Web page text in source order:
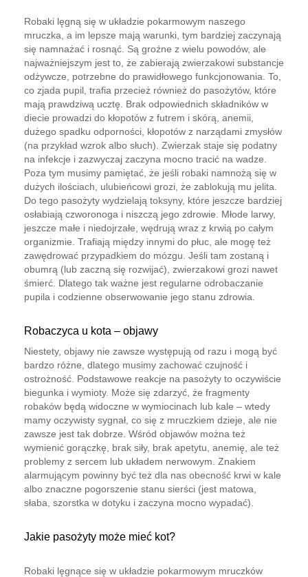
Robaki lęgną się w układzie pokarmowym naszego
mruczka, a im lepsze mają warunki, tym bardziej zaczynają
się namnażać i rosnąć. Są groźne z wielu powodów, ale
najważniejszym jest to, że zabierają zwierzakowi substancje
odżywcze, potrzebne do prawidłowego funkcjonowania. To,
co zjada pupil, trafia przecież również do pasożytów, które
mają prawdziwą ucztę. Brak odpowiednich składników w
diecie prowadzi do kłopotów z futrem i skórą, anemii,
dużego spadku odporności, kłopotów z narządami zmysłów
(na przykład wzrok albo słuch). Zwierzak staje się podatny
na infekcje i zazwyczaj zaczyna mocno tracić na wadze.
Poza tym musimy pamiętać, że jeśli robaki namnożą się w
dużych ilościach, ulubieńcowi grozi, że zablokują mu jelita.
Do tego pasożyty wydzielają toksyny, które jeszcze bardziej
osłabiają czworonoga i niszczą jego zdrowie. Młode larwy,
jeszcze małe i niedojrzałe, wędrują wraz z krwią po całym
organizmie. Trafiają między innymi do płuc, ale mogę też
zawędrować przypadkiem do mózgu. Jeśli tam zostaną i
obumrą (lub zaczną się rozwijać), zwierzakowi grozi nawet
śmierć. Dlatego tak ważne jest regularne odrobaczanie
pupila i codzienne obserwowanie jego stanu zdrowia.
Robaczyca u kota – objawy
Niestety, objawy nie zawsze występują od razu i mogą być
bardzo różne, dlatego musimy zachować czujność i
ostrożność. Podstawowe reakcje na pasożyty to oczywiście
biegunka i wymioty. Może się zdarzyć, że fragmenty
robaków będą widoczne w wymiocinach lub kale – wtedy
mamy oczywisty sygnał, co się z mruczkiem dzieje, ale nie
zawsze jest tak dobrze. Wśród objawów można też
wymienić gorączkę, brak siły, brak apetytu, anemię, ale też
problemy z sercem lub układem nerwowym. Znakiem
alarmującym powinny być też dla nas obecność krwi w kale
albo znaczne pogorszenie stanu sierści (jest matowa,
słaba, szorstka w dotyku i zaczyna mocno wypadać).
Jakie pasożyty może mieć kot?
Robaki lęgnące się w układzie pokarmowym mruczków